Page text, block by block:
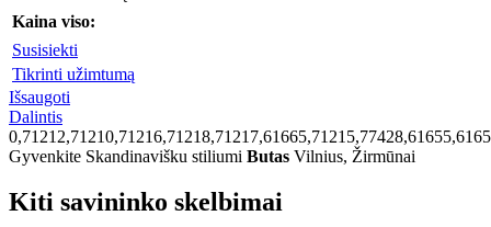
Kaina viso:
Susisiekti
Tikrinti užimtumą
Išsaugoti
Dalintis
Gyvenkite Skandinavišku stiliumi Butas Vilnius, Žirmūnai
Kiti savininko skelbimai